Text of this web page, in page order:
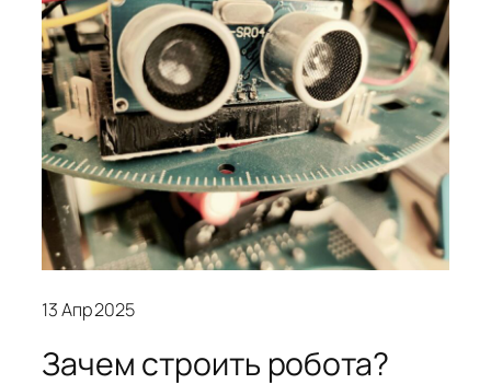
13 Апр 2025
Зачем строить робота?